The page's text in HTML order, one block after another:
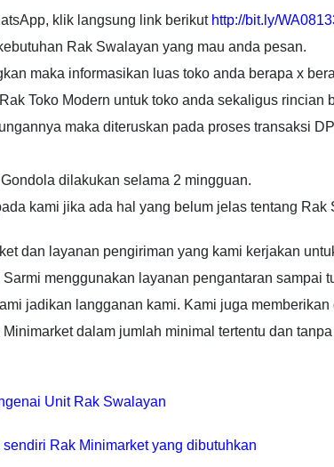
klik langsung link berikut http://bit.ly/
Rak Swalayan yang mau anda pesan.
maka informasikan luas toko anda berapa x
Toko Modern untuk toko anda sekaligus rincian
maka diteruskan pada proses transaksi
dilakukan selama 2 mingguan.
kami jika ada hal yang belum jelas tentang Rak
dan layanan pengiriman yang kami kerjakan
Sarmi menggunakan layanan pengantaran sampai
jadikan langganan kami. Kami juga
dalam jumlah minimal tertentu dan
Unit Rak Swalayan
Rak Minimarket yang dibutuhkan